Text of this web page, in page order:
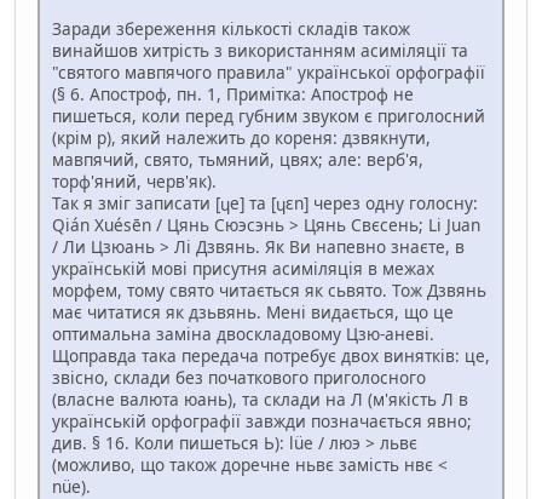
Заради збереження кількості складів також
винайшов хитрість з використанням асиміляції та
"святого мавпячого правила" української орфографії
(§ 6. Апостроф, пн. 1, Примітка: Апостроф не
пишеться, коли перед губним звуком є приголосний
(крім р), який належить до кореня: дзвякнути,
мавпячий, свято, тьмяний, цвях; але: верб'я,
торф'яний, черв'як).
Так я зміг записати [ɥe] та [ɥɛn] через одну голосну:
Qián Xuésēn / Цянь Сюэсэнь > Цянь Свєсень; Li Juan
/ Ли Цзюань > Лі Дзвянь. Як Ви напевно знаєте, в
українській мові присутня асиміляція в межах
морфем, тому свято читається як сьвято. Тож Дзвянь
має читатися як дзьвянь. Мені видається, що це
оптимальна заміна двоскладовому Цзю-аневі.
Щоправда така передача потребує двох винятків: це,
звісно, склади без початкового приголосного
(власне валюта юань), та склади на Л (м'якість Л в
українській орфографії завжди позначається явно;
див. § 16. Коли пишеться Ь): lüe / люэ > львє
(можливо, що також доречне ньвє замість нвє <
nüe).